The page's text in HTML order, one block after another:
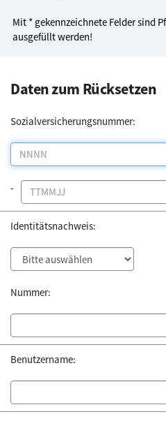
Mit * gekennzeichnete Felder sind
ausgefüllt werden!
Daten zum Rücksetzen
Sozialversicherungs­nummer:
-
Identitätsnachweis:
Nummer:
Benutzername: